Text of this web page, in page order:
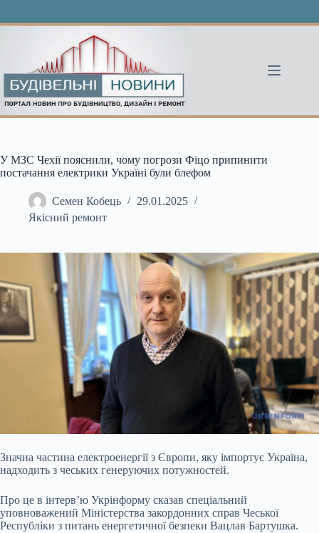
У МЗС Чехії пояснили, чому погрози Фіцо припинити
постачання електрики Україні були блефом
Семен Кобець
29.01.2025
Якісний ремонт
Значна частина електроенергії з Європи, яку імпортує Україна,
надходить з чеських генеруючих потужностей.
Про це в інтерв’ю Укрінформу сказав спеціальний
уповноважений Міністерства закордонних справ Чеської
Республіки з питань енергетичної безпеки Вацлав Бартушка.